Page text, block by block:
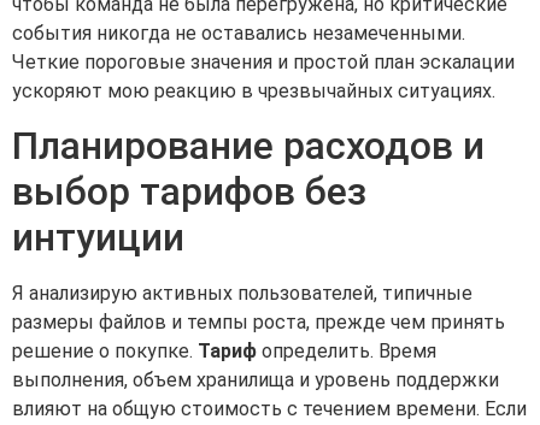
события никогда не оставались незамеченными.
Четкие пороговые значения и простой план эскалации
ускоряют мою реакцию в чрезвычайных ситуациях.
Планирование расходов и
выбор тарифов без
интуиции
Я анализирую активных пользователей, типичные
размеры файлов и темпы роста, прежде чем принять
решение о покупке. Тариф определить. Время
выполнения, объем хранилища и уровень поддержки
влияют на общую стоимость с течением времени. Если